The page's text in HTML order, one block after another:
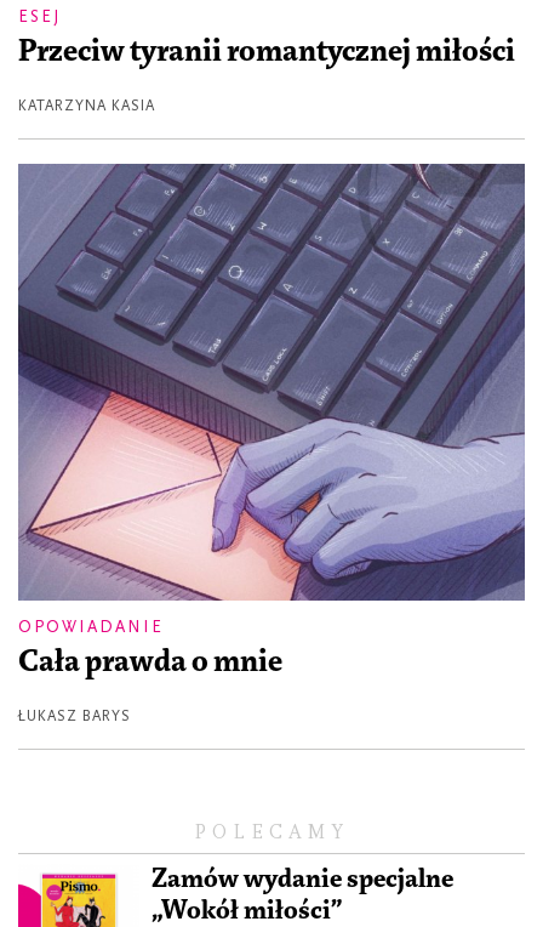
POLECAMY
Zamów wydanie specjalne
„Wokół miłości”
ESEJ
Przeciw tyranii romantycznej miłości
KATARZYNA KASIA
OPOWIADANIE
Cała prawda o mnie
ŁUKASZ BARYS